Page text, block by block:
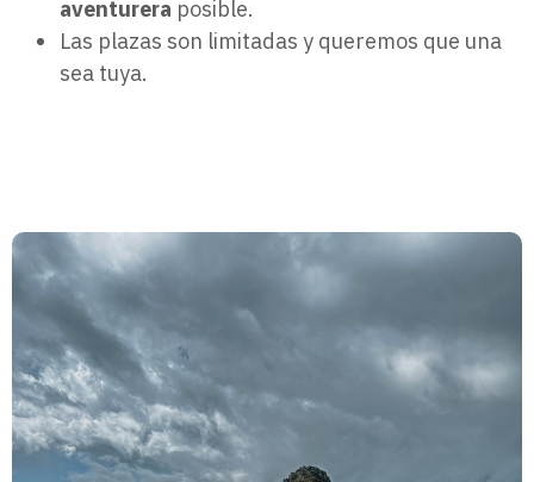
aventurera posible.
Las plazas son limitadas y queremos que una
sea tuya.